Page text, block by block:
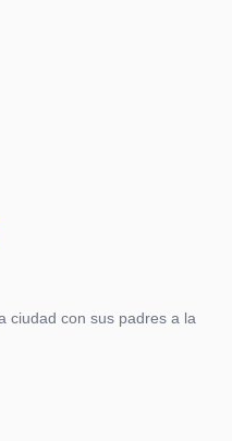
ciudad con sus padres a la